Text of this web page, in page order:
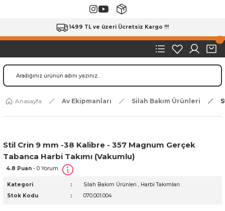
1499 TL ve üzeri Ücretsiz Kargo !!!
Anasayfa Av Ekipmanları Silah Bakım Ürünleri
Stil Crin 9 mm -38 Kalibre - 357 Magnum Gerçek
Tabanca Harbi Takımı (Vakumlu)
4.8 Puan - 0 Yorum
Kategori Silah Bakım Ürünleri , Harbi Takımları
Stok Kodu
070.001.004